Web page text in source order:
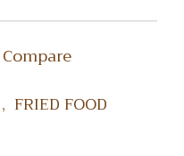
Compare
, FRIED FOOD